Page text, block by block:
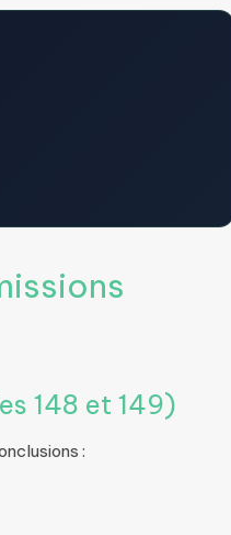
148 et 149)
: